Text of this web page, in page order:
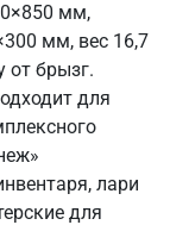
мм,
мм, вес 16,7
от брызг.
для
лари
для